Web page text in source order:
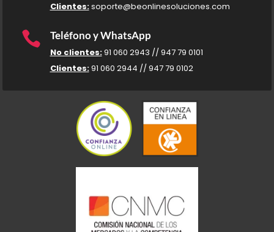
Clientes:soporte@beonlinesoluciones.com
 Teléfono y WhatsApp
No clientes:91 060 2943 // 947 79 0101
Clientes:91 060 2944 // 947 79 0102